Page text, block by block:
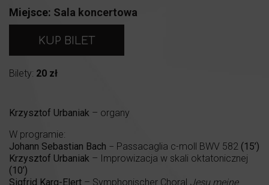
Miejsce: Sala koncertowa
KUP BILET
Bilety: 20 zł
Krzysztof Urbaniak – organy
W programie:
Johann Sebastian Bach − Passacaglia c-moll BWV 582 (15’)
Krzysztof Urbaniak – Improwizacja w skali oktatonicznej
(10’)
Sigfrid Karg-Elert – Symphonischer Choral Jesu meine